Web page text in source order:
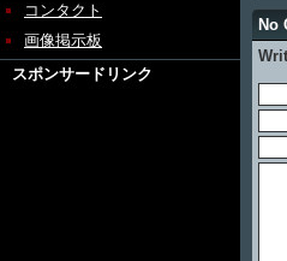
コンタクト
画像掲示板
スポンサードリンク
No